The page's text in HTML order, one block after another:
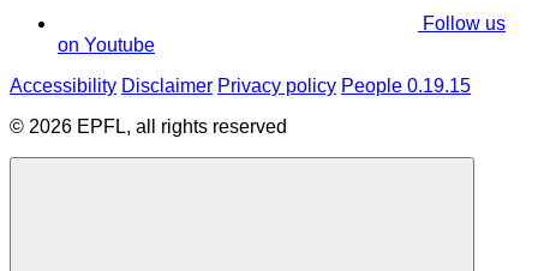
Follow us
on Youtube
Accessibility Disclaimer Privacy policy People 0.19.15
© 2026 EPFL, all rights reserved